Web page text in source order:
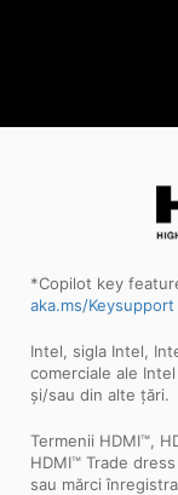
*Copilot key
aka.ms/Keysupport
Intel, sigla Intel,
comerciale ale
și/sau din alte țări.
Termenii HDMI™,
HDMI™ Trade
sau mărci